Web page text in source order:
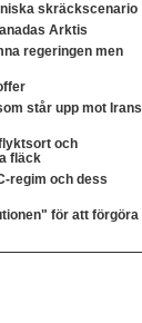
skräckscenario
Arktis
regeringen men
står upp mot Irans
och
fläck
regim och dess
för att förgöra